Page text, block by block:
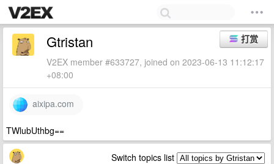
打赏
Gtristan
V2EX member #633727, joined on 2023-06-13 11:12:17
+08:00
aixipa.com
TWlubUthbg==
Switch topics list